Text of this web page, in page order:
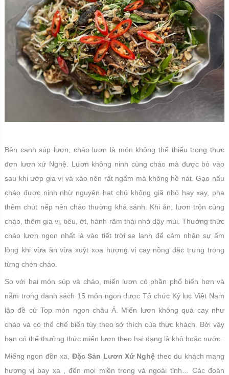
Bên cạnh súp lươn, cháo lươn là món không thể thiếu trong thực
đơn lươn xứ Nghệ. Lươn không ninh cùng cháo mà được bỏ vào
sau khi ướp gia vị và xào nên rất ngấm mà không hề nát. Gạo nấu
cháo được ninh nhừ nguyên hạt chứ không giã nhỏ hay xay, pha
thêm chút nếp nên cháo thường khá sánh. Khi ăn, lươn trộn cùng
cháo, thêm gia vị, tiêu, ớt, hành răm thái nhỏ dậy mùi. Thưởng thức
cháo lươn ngon nhất là vào tiết trời se lạnh để cảm nhận sự ấm
lòng khi vừa ăn vừa xuýt xoa hương vị cay nồng đặc trưng trong
từng chén cháo.
So với hai món súp và cháo, miến lươn có phần phổ biến hơn và
nằm trong danh sách 15 món ngon được Tổ chức Kỷ lục Việt Nam
lập đề cử Top món ngon châu Á. Miến lươn không quá cay như
cháo và có thể chế biến tùy theo sở thích của thực khách. Bởi vậy
bạn có thể thưởng thức miến lươn theo hai dạng là khô hoặc nước.
Miếng ngon đồn xa, Đặc Sản Lươn Xứ Nghệ theo du khách mang
hương vị bay xa , đến mọi miền trong và ngoài tỉnh… Các đoàn